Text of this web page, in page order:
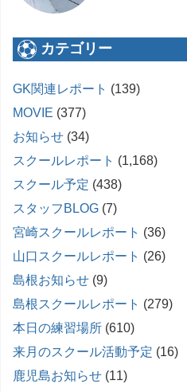
カテゴリー
GK関連レポート (139)
MOVIE (377)
お知らせ (34)
スクールレポート (1,168)
スクール予定 (438)
スタッフBLOG (7)
宮崎スクールレポート (36)
山口スクールレポート (26)
島根お知らせ (9)
島根スクールレポート (279)
本日の練習場所 (610)
来月のスクール活動予定 (16)
鹿児島お知らせ (11)